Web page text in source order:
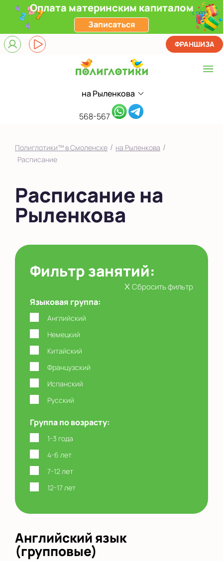
Оплата материнским капиталом
Записаться
на Рыленкова
Выберите центр
на Пригородной
568-567
ФРАНШИЗА
Полиглотики™ в Смоленске / на Рыленкова /
Расписание
Расписание на
Рыленкова
Фильтр занятий:
xСбросить фильтр
Языковая группа:
Английский
Немецкий
Китайский
Французский
Испанский
Русский
Группа по возрасту:
1-3 года
4-6 лет
7-12 лет
12-17 лет
Английский язык
(групповые)